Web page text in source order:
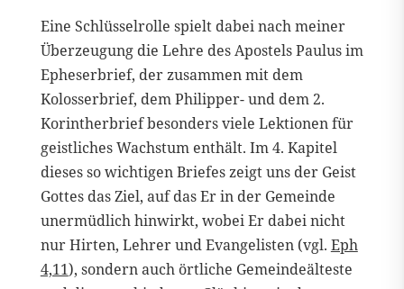
Eine Schlüsselrolle spielt dabei nach meiner
Überzeugung die Lehre des Apostels Paulus im
Epheserbrief, der zusammen mit dem
Kolosserbrief, dem Philipper- und dem 2.
Korintherbrief besonders viele Lektionen für
geistliches Wachstum enthält. Im 4. Kapitel
dieses so wichtigen Briefes zeigt uns der Geist
Gottes das Ziel, auf das Er in der Gemeinde
unermüdlich hinwirkt, wobei Er dabei nicht
nur Hirten, Lehrer und Evangelisten (vgl. Eph
4,11), sondern auch örtliche Gemeindeälteste